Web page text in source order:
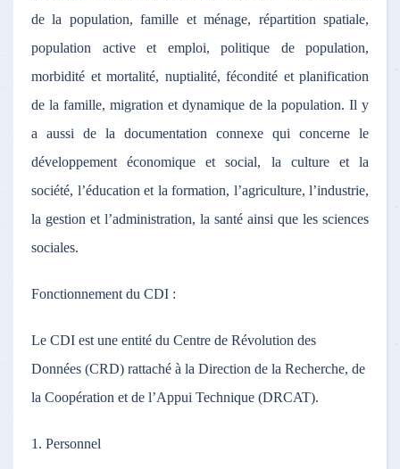
de la population, famille et ménage, répartition spatiale,
population active et emploi, politique de population,
morbidité et mortalité, nuptialité, fécondité et planification
de la famille, migration et dynamique de la population. Il y
a aussi de la documentation connexe qui concerne le
développement économique et social, la culture et la
société, l’éducation et la formation, l’agriculture, l’industrie,
la gestion et l’administration, la santé ainsi que les sciences
sociales.
Fonctionnement du CDI :
Le CDI est une entité du Centre de Révolution des
Données (CRD) rattaché à la Direction de la Recherche, de
la Coopération et de l’Appui Technique (DRCAT).
1. Personnel